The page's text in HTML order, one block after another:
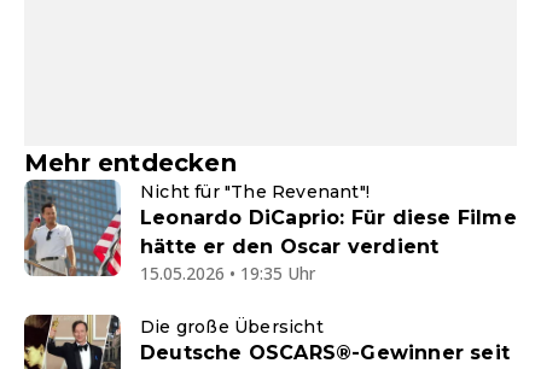
Mehr entdecken
Nicht für "The Revenant"!
Leonardo DiCaprio: Für diese Filme
hätte er den Oscar verdient
15.05.2026 • 19:35 Uhr
Die große Übersicht
Deutsche OSCARS®-Gewinner seit